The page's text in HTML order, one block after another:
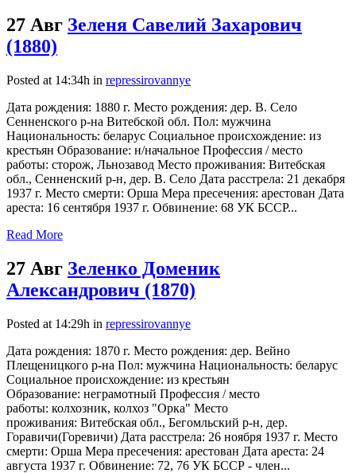
27 Авг Зеленя Савелий Захарович
(1880)
Posted at 14:34h in repressirovannye
Дата рождения: 1880 г. Место рождения: дер. В. Село
Сенненского р-на Витебской обл. Пол: мужчина
Национальность: беларус Социальное происхождение: из
крестьян Образование: н/начальное Профессия / место
работы: сторож, Льнозавод Место проживания: Витебская
обл., Сенненский р-н, дер. В. Село Дата расстрела: 21 декабря
1937 г. Место смерти: Орша Мера пресечения: арестован Дата
ареста: 16 сентября 1937 г. Обвинение: 68 УК БССР...
Read More
27 Авг Зеленко Доменик
Александрович (1870)
Posted at 14:29h in repressirovannye
Дата рождения: 1870 г. Место рождения: дер. Вейно
Плещеницкого р-на Пол: мужчина Национальность: беларус
Социальное происхождение: из крестьян
Образование: неграмотный Профессия / место
работы: колхозник, колхоз "Орка" Место
проживания: Витебская обл., Бегомльский р-н, дер.
Горавичи(Горевичи) Дата расстрела: 26 ноября 1937 г. Место
смерти: Орша Мера пресечения: арестован Дата ареста: 24
августа 1937 г. Обвинение: 72, 76 УК БССР - член...